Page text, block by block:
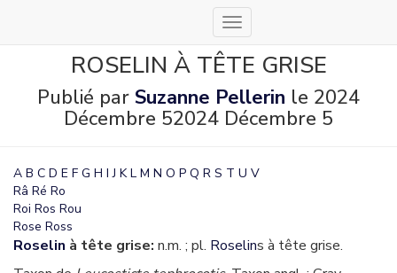
Déplier
la
navigation
ROSELIN À TÊTE GRISE
Publié par Suzanne Pellerin le 2024
Décembre 52024 Décembre 5
A B C D E F G H I J K L M N O P Q R S T U V
Râ Ré Ro
Roi Ros Rou
Rose Ross
Roselin à tête grise: n.m. ; pl. Roselins à tête grise.